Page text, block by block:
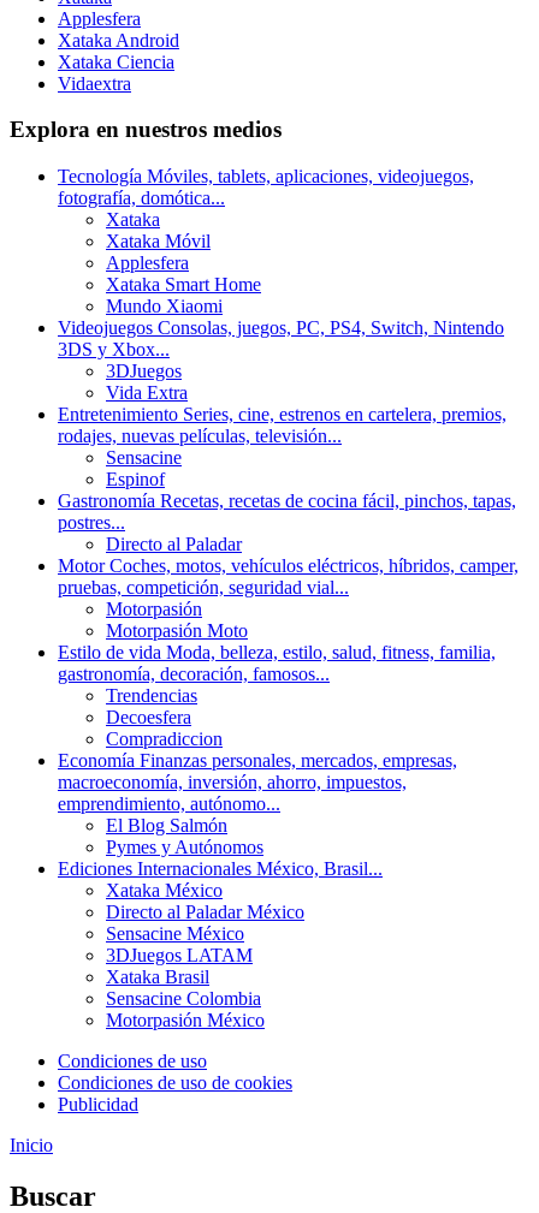
Applesfera
Xataka Android
Xataka Ciencia
Vidaextra
Explora en nuestros medios
Tecnología Móviles, tablets, aplicaciones, videojuegos,
fotografía, domótica...
Xataka
Xataka Móvil
Applesfera
Xataka Smart Home
Mundo Xiaomi
Videojuegos Consolas, juegos, PC, PS4, Switch, Nintendo
3DS y Xbox...
3DJuegos
Vida Extra
Entretenimiento Series, cine, estrenos en cartelera, premios,
rodajes, nuevas películas, televisión...
Sensacine
Espinof
Gastronomía Recetas, recetas de cocina fácil, pinchos, tapas,
postres...
Directo al Paladar
MotorCoches, motos, vehículos eléctricos, híbridos, camper,
pruebas, competición, seguridad vial...
Motorpasión
Motorpasión Moto
Estilo de vida Moda, belleza, estilo, salud, fitness, familia,
gastronomía, decoración, famosos...
Trendencias
Decoesfera
Compradiccion
Economía Finanzas personales, mercados, empresas,
macroeconomía, inversión, ahorro, impuestos,
emprendimiento, autónomo...
El Blog Salmón
Pymes y Autónomos
Ediciones Internacionales México, Brasil...
Xataka México
Directo al Paladar México
Sensacine México
3DJuegos LATAM
Xataka Brasil
Sensacine Colombia
Motorpasión México
Condiciones de uso
Condiciones de uso de cookies
Publicidad
Inicio
Buscar